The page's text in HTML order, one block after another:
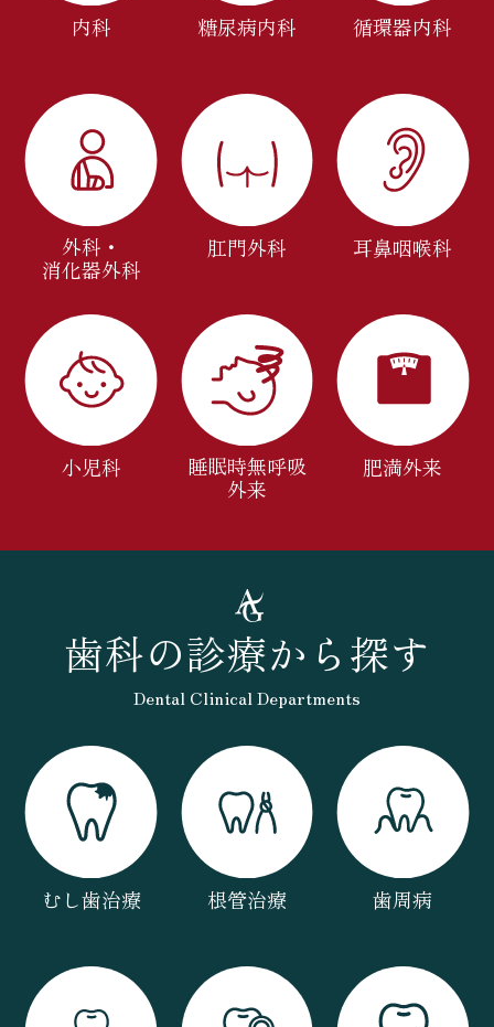
内科 糖尿病内科 循環器内科
外科・
消化器外科
肛門外科 耳鼻咽喉科
小児科
睡眠時無呼吸
外来
肥満外来
歯科の診療から探す
Dental Clinical Departments
むし歯治療 根管治療 歯周病